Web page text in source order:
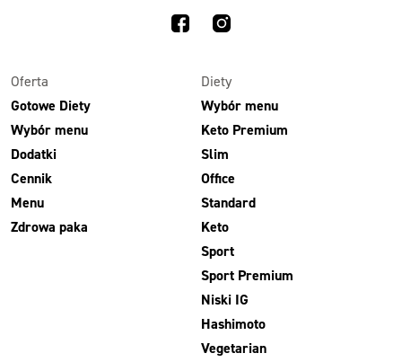
Oferta
Gotowe Diety
Wybór menu
Dodatki
Cennik
Menu
Zdrowa paka
Diety
Wybór menu
Keto Premium
Slim
Office
Standard
Keto
Sport
Sport Premium
Niski IG
Hashimoto
Vegetarian